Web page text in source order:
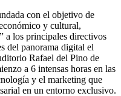
con el objetivo de
y cultural,
a los principales directivos
del panorama digital el
Rafael del Pino de
a 6 intensas horas en las
y el marketing que
en un entorno exclusivo.